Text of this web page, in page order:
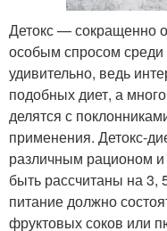
Детокс — сокращенно
особым спросом
удивительно, ведь
подобных диет, а
делятся с
применения. Детокс-
различным рационом
быть рассчитаны на 3,
питание должно
фруктовых соков или